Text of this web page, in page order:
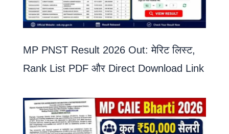
MP PNST Result 2026 Out: मेरिट लिस्ट,
Rank List PDF और Direct Download Link